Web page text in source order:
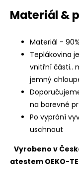
Materiál &
Materiál -
Teplákovina
vnitřní části..
jemný
na barevné
Po vyprání
uschnout
Vyrobeno v
atestem OEKO-